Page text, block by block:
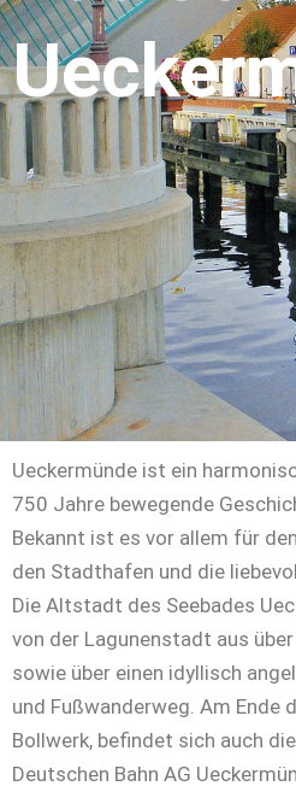
Ueckermünde ist ein
750 Jahre bewegende
Bekannt ist es vor allem für
den Stadthafen und die
Die Altstadt des Seebades
von der Lagunenstadt aus
sowie über einen idyllisch
und Fußwanderweg. Am Ende
Bollwerk, befindet sich auch
Deutschen Bahn AG